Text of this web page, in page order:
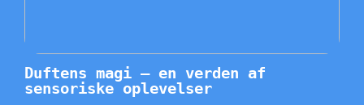
Duftens magi – en verden af
sensoriske oplevelser